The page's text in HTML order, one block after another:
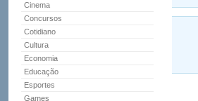
Cinema
Concursos
Cotidiano
Cultura
Economia
Educação
Esportes
Games